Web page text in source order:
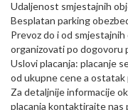
Udaljenost smjestajnih
Besplatan parking
Prevoz do i od
organizovati po dogovoru
Uslovi placanja: placanje
od ukupne cene a ostatak
Za detaljnije informacije
placanja kontaktirajte nas